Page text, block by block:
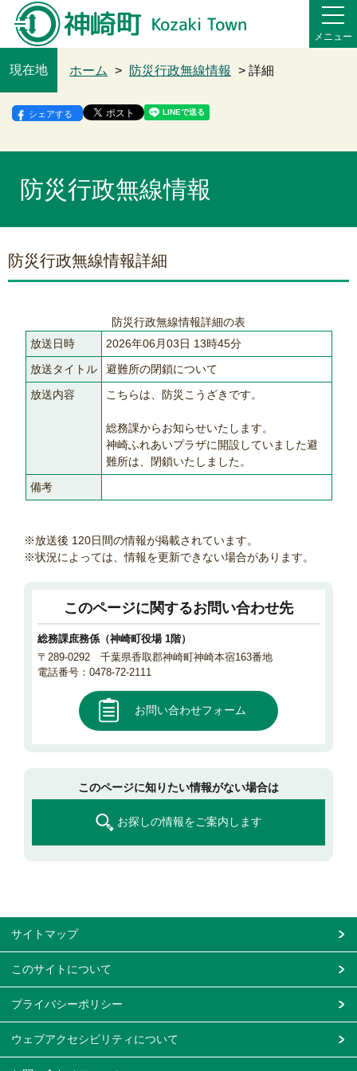
メニュー
現在地 ホーム > 防災行政無線情報 > 詳細
シェアする
防災行政無線情報
防災行政無線情報詳細
防災行政無線情報詳細の表
放送日時
2026年06月03日 13時45分
放送タイトル
避難所の閉鎖について
放送内容
こちらは、防災こうざきです。
総務課からお知らせいたします。
神崎ふれあいプラザに開設していました避
難所は、閉鎖いたしました。
備考
※放送後 120日間の情報が掲載されています。
※状況によっては、情報を更新できない場合があります。
このページに関するお問い合わせ先
総務課庶務係（神崎町役場 1階）
〒289-0292 千葉県香取郡神崎町神崎本宿163番地
電話番号：0478-72-2111
お問い合わせフォーム
このページに知りたい情報がない場合は
お探しの情報をご案内します
サイトマップ
このサイトについて
プライバシーポリシー
ウェブアクセシビリティについて